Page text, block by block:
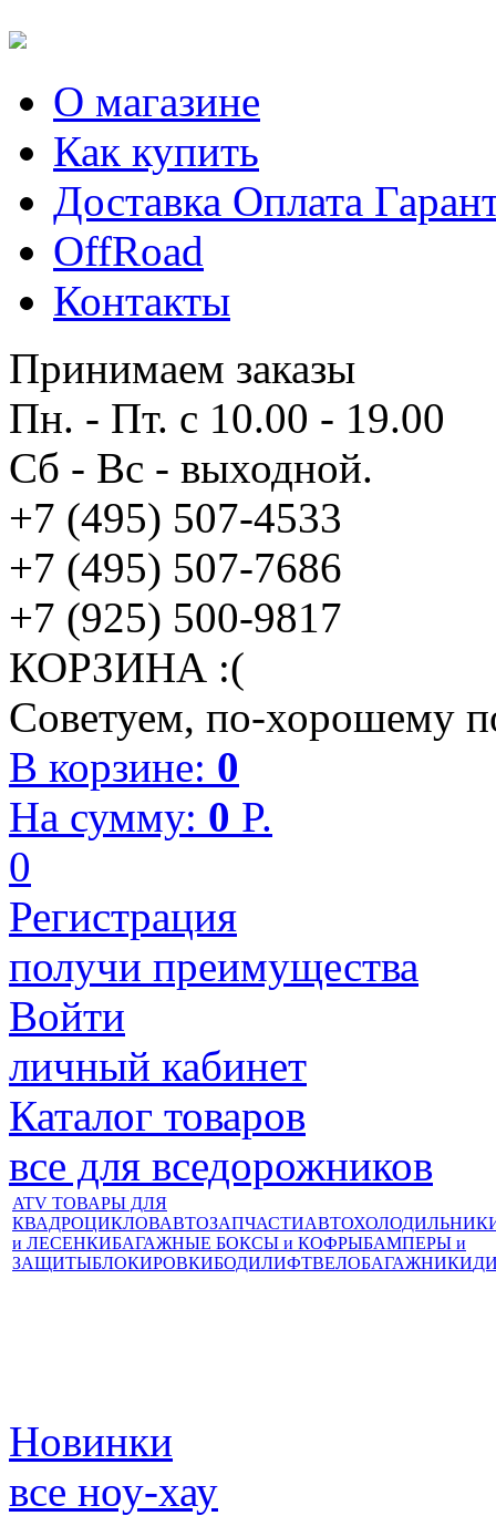
О магазине
Как купить
Доставка Оплата
OffRoad
Контакты
Принимаем заказы
Пн. - Пт. с 10.00 - 19.00
Сб - Вс - выходной.
+7 (495) 507-4533
+7 (495) 507-7686
+7 (925) 500-9817
КОРЗИНА :(
Советуем, по-хорошему
В корзине: 0
На сумму: 0 P.
0
Регистрация
получи преимущества
Войти
личный кабинет
Каталог товаров
все для вседорожников
ATV ТОВАРЫ ДЛЯ
КВАДРОЦИКЛОВАВТОЗАПЧАСТИ
и ЛЕСЕНКИБАГАЖНЫЕ БОКСЫ и КОФРЫБАМПЕРЫ и
ЗАЩИТЫБЛОКИРОВКИБОДИЛИФТВЕЛОБАГАЖНИКИ
Новинки
все ноу-хау